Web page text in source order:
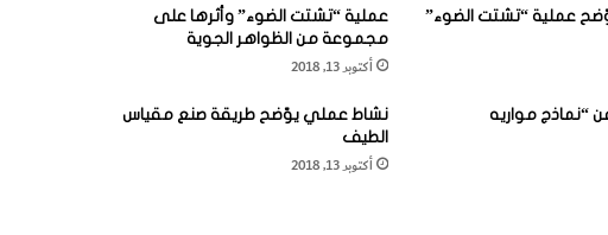
عملية “تشتت الضوء”
عملية “تشتت الضوء” وأثرها على
مجموعة من الظواهر الجوية
أكتوبر 13, 2018
“نماذج مواريه
نشاط عملي يوّضح طريقة صنع مقياس
الطيف
أكتوبر 13, 2018